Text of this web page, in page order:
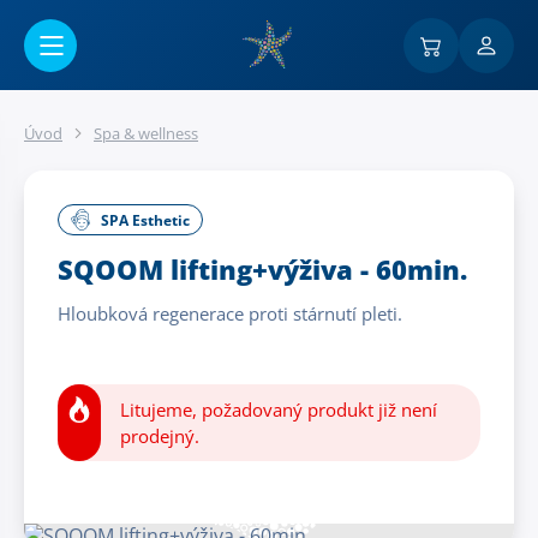
Úvod Spa & wellness
SPA Esthetic
SQOOM lifting+výživa - 60min.
Hloubková regenerace proti stárnutí pleti.
Litujeme, požadovaný produkt již není
prodejný.